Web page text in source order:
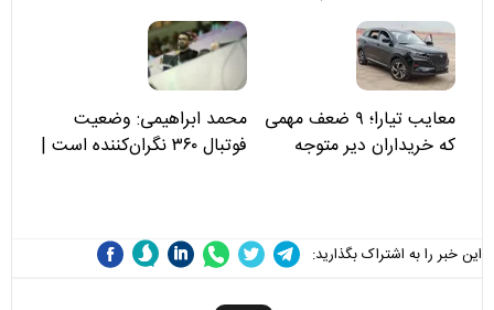
مسئولان «تکیه‌گاه آقا مرتضی
علی(ع)» را جدی‌تر ببینند
معایب تیارا؛ ۹ ضعف مهمی
که خریداران دیر متوجه
محمد ابراهیمی: وضعیت
فوتبال ۳۶۰ نگران‌کننده است |
این خبر را به اشتراک بگذارید: